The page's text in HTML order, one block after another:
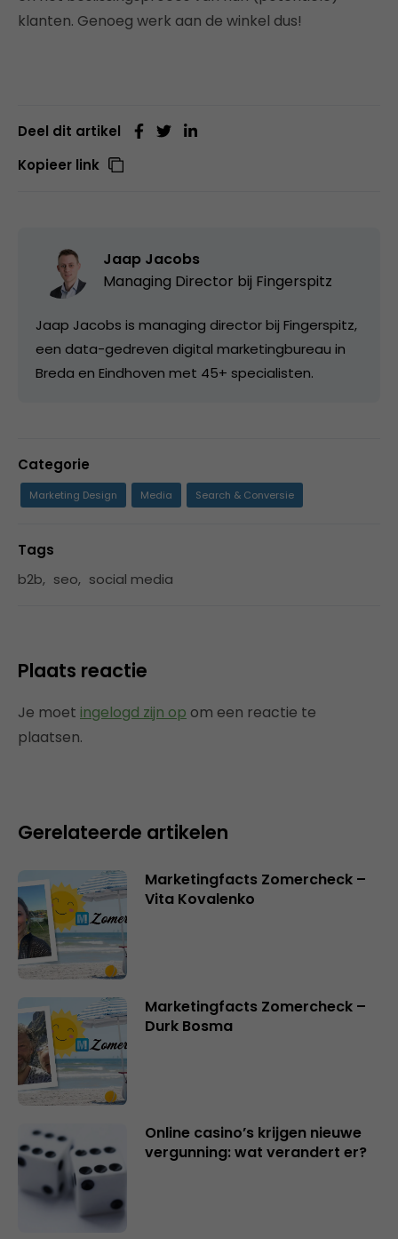
klanten. Genoeg werk aan de winkel dus!
Deel dit artikel
Kopieer link
Jaap Jacobs
Managing Director bij Fingerspitz
Jaap Jacobs is managing director bij Fingerspitz,
een data-gedreven digital marketingbureau in
Breda en Eindhoven met 45+ specialisten.
Categorie
Marketing Design Media Search & Conversie
Tags
b2b, seo, social media
Plaats reactie
Je moet ingelogd zijn op om een reactie te
plaatsen.
Gerelateerde artikelen
Marketingfacts Zomercheck –
Vita Kovalenko
Marketingfacts Zomercheck –
Durk Bosma
Online casino’s krijgen nieuwe
vergunning: wat verandert er?